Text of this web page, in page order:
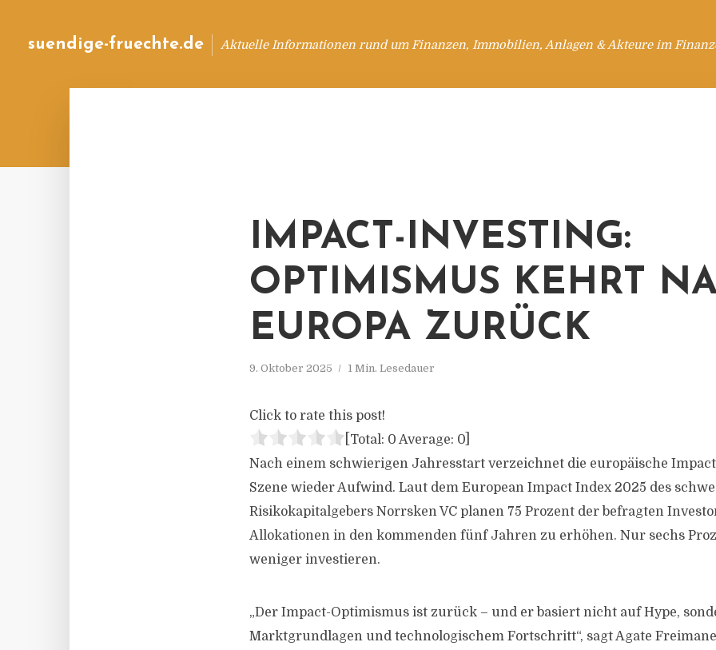
suendige-fruechte.de Aktuelle Informationen rund um Finanzen, Immobilien, Anlagen & Akteure im
IMPACT-INVESTING:
OPTIMISMUS KEHRT
EUROPA ZURÜCK
9. Oktober 2025 1 Min. Lesedauer
Click to rate this post!
[Total: 0 Average: 0
Nach einem schwierigen Jahresstart verzeichnet die europäische
Szene wieder Aufwind. Laut dem European Impact Index 2025 des
Risikokapitalgebers Norrsken VC planen 75 Prozent der befragten
Allokationen in den kommenden fünf Jahren zu erhöhen. Nur sechs
weniger investieren.
„Der Impact-Optimismus ist zurück – und er basiert nicht auf Hype,
Marktgrundlagen und technologischem Fortschritt“, sagt Agate